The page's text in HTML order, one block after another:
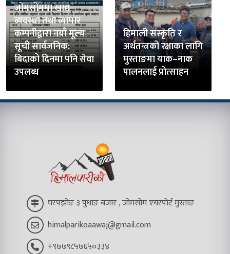
जोमसोममा खाद्य
व्यवस्था तथा व्यापार
कम्पनीद्वारा नयाँ मूल्य
सूची सार्वजनिक:
बिदाको दिनमा पनि सेवा
उपलब्ध
हिमाली संस्कृति र
अर्थतन्त्रको रक्षाका लागि
मुस्ताङमा याक–नाक
पालनलाई प्रोत्साहन
घरपझोङ ३ पुथाङ बजार , जोमसोम एयरपोर्ट मुस्ताङ
himalparikoaawaj@gmail.com
+९७७९८५७६५०३३४